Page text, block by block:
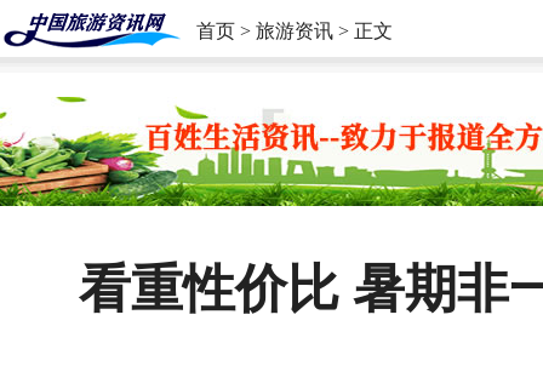
首页 > 旅游资讯 > 正文
看重性价比 暑期非